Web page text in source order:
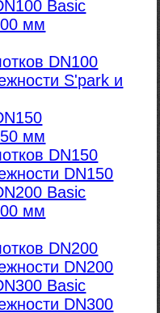
Basic
мм
DN100
S'park и
мм
DN150
DN150
Basic
мм
DN200
DN200
Basic
DN300